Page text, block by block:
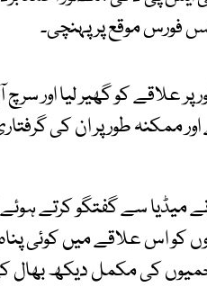
فورس موقع پر پہنچی۔
پر علاقے کو گھیر لیا اور
ممکنہ طور پر ان کی
میڈیا سے گفتگو کرتے
کو اس علاقے میں کوئی
کی مکمل دیکھ بھال